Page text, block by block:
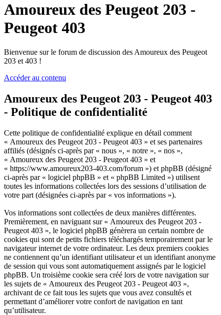
Amoureux des Peugeot 203 -
Peugeot 403
Bienvenue sur le forum de discussion des Amoureux des Peugeot
203 et 403 !
Accéder au contenu
Amoureux des Peugeot 203 - Peugeot 403
- Politique de confidentialité
Cette politique de confidentialité explique en détail comment
« Amoureux des Peugeot 203 - Peugeot 403 » et ses partenaires
affiliés (désignés ci-après par « nous », « notre », « nos »,
« Amoureux des Peugeot 203 - Peugeot 403 » et
« https://www.amoureux203-403.com/forum ») et phpBB (désigné
ci-après par « logiciel phpBB » et « phpBB Limited ») utilisent
toutes les informations collectées lors des sessions d’utilisation de
votre part (désignées ci-après par « vos informations »).
Vos informations sont collectées de deux manières différentes.
Premièrement, en naviguant sur « Amoureux des Peugeot 203 -
Peugeot 403 », le logiciel phpBB génèrera un certain nombre de
cookies qui sont de petits fichiers téléchargés temporairement par le
navigateur internet de votre ordinateur. Les deux premiers cookies
ne contiennent qu’un identifiant utilisateur et un identifiant anonyme
de session qui vous sont automatiquement assignés par le logiciel
phpBB. Un troisième cookie sera créé lors de votre navigation sur
les sujets de « Amoureux des Peugeot 203 - Peugeot 403 »,
archivant de ce fait tous les sujets que vous avez consultés et
permettant d’améliorer votre confort de navigation en tant
qu’utilisateur.